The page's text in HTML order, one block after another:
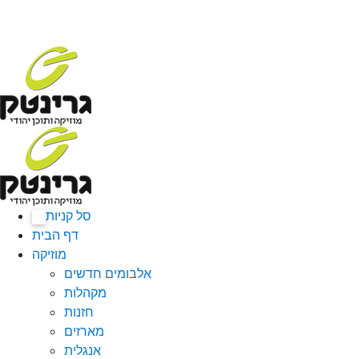
סל קניות
דף הבית
מוזיקה
אלבומים חדשים
מקהלות
חזנות
מארזים
אנגלית